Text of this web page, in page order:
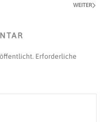
WEITER
Erforderliche